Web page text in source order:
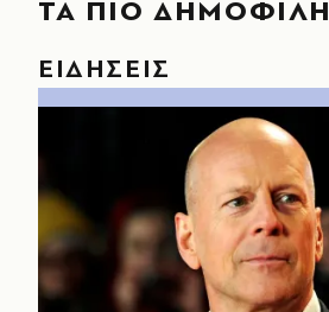
ΤΑ ΠΙΟ ΔΗΜΟΦΙΛΗ
ΕΙΔΗΣΕΙΣ